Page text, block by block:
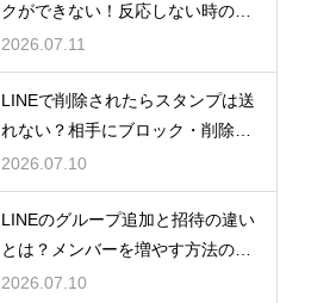
クができない！反応しない時の原
因と対処法
2026.07.11
LINEで削除されたらスタンプは送
れない？相手にブロック・削除さ
れた時のメッセージ送信の挙動
2026.07.10
LINEのグループ追加と招待の違い
とは？メンバーを増やす方法の違
いと正しい使い分け
2026.07.10